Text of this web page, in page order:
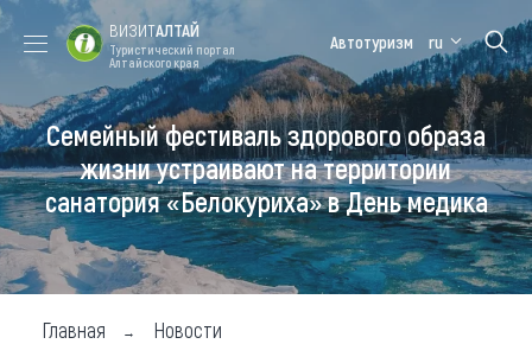
Форум VISIT
ALTAI
Цветение
маральника
Медицинский
форум
Алтайская
зимовка
Туры
Где побывать
Чем заняться
ВИЗИТАЛТАЙ
Туристический портал
Алтайского края
Автотуризм ru
Семейный фестиваль здорового образа
жизни устраивают на территории
санатория «Белокуриха» в День медика
Главная Новости